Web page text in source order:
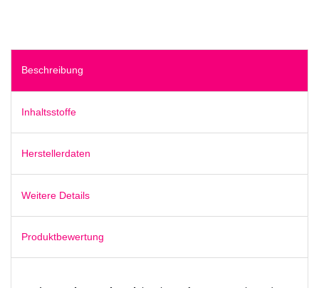
Beschreibung
Inhaltsstoffe
Herstellerdaten
Weitere Details
Produktbewertung